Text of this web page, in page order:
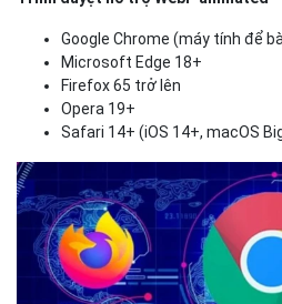
Google Chrome (máy tính để
Microsoft Edge 18+
Firefox 65 trở lên
Opera 19+
Safari 14+ (iOS 14+, macOS